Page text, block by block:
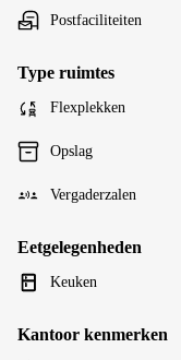
Postfaciliteiten
Type ruimtes
Flexplekken
Opslag
Vergaderzalen
Eetgelegenheden
Keuken
Kantoor kenmerken